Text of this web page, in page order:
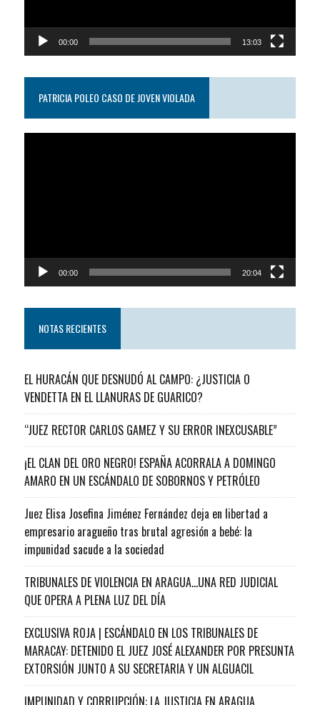
00:00 13:03
PATRICIA POLEO CASO DE JOVEN VIOLADA
00:00 20:04
NOTAS RECIENTES
EL HURACÁN QUE DESNUDÓ AL CAMPO: ¿JUSTICIA O
VENDETTA EN EL LLANURAS DE GUARICO?
“JUEZ RECTOR CARLOS GAMEZ Y SU ERROR INEXCUSABLE”
¡EL CLAN DEL ORO NEGRO! ESPAÑA ACORRALA A DOMINGO
AMARO EN UN ESCÁNDALO DE SOBORNOS Y PETRÓLEO
Juez Elisa Josefina Jiménez Fernández deja en libertad a
empresario aragueño tras brutal agresión a bebé: la
impunidad sacude a la sociedad
TRIBUNALES DE VIOLENCIA EN ARAGUA…UNA RED JUDICIAL
QUE OPERA A PLENA LUZ DEL DÍA
EXCLUSIVA ROJA | ESCÁNDALO EN LOS TRIBUNALES DE
MARACAY: DETENIDO EL JUEZ JOSÉ ALEXANDER POR PRESUNTA
EXTORSIÓN JUNTO A SU SECRETARIA Y UN ALGUACIL
IMPUNIDAD Y CORRUPCIÓN: LA JUSTICIA EN ARAGUA